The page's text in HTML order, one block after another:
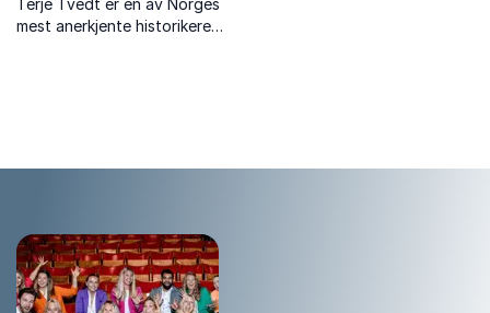
Terje Tvedt er en av Norges
mest anerkjente historikere